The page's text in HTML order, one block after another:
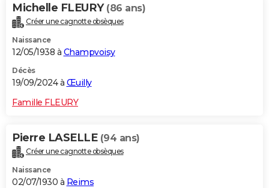
Michelle FLEURY (86 ans)
Créer une cagnotte obsèques
Naissance
12/05/1938 à Champvoisy
Décès
19/09/2024 à Œuilly
Famille FLEURY
Pierre LASELLE (94 ans)
Créer une cagnotte obsèques
Naissance
02/07/1930 à Reims